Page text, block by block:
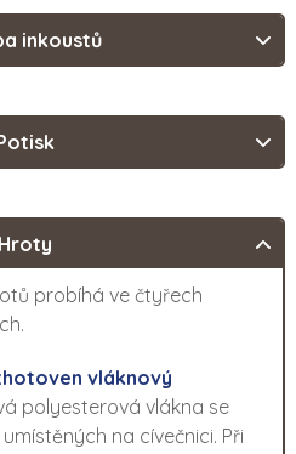
inkoustů
Hroty
probíhá ve čtyřech
vláknový
polyesterová vlákna se
na cívečnici. Při